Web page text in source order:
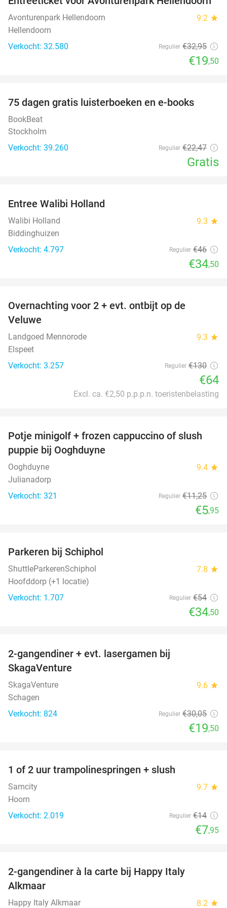
41%
Avonturenpark Hellendoorn 9.2 star
Hellendoorn
Verkocht: 32.580
Regulier €32,95
€19,50
75 dagen gratis luisterboeken en e-books
BookBeat
Stockholm
Verkocht: 39.260
Regulier €22,47
Gratis
Entree Walibi Holland
Walibi Holland 9.3 star
Biddinghuizen
Verkocht: 4.797
Regulier €46
€34,50
Overnachting voor 2 + evt. ontbijt op de
Veluwe
Landgoed Mennorode 9.3 star
Elspeet
Verkocht: 3.257
Regulier €130
€64
Excl. ca. €2,50 p.p.p.n. toeristenbelasting
47%
Potje minigolf + frozen cappuccino of slush
puppie bij Ooghduyne
Ooghduyne 9.4 star
Julianadorp
Verkocht: 321
Regulier €11,25
€5,95
Parkeren bij Schiphol
ShuttleParkerenSchiphol 7.8 star
Hoofddorp (+1 locatie)
Verkocht: 1.707
Regulier €54
€34,50
2-gangendiner + evt. lasergamen bij
SkagaVenture
SkagaVenture 9.6 star
Schagen
Verkocht: 824
Regulier €30,05
€19,50
1 of 2 uur trampolinespringen + slush
Samcity 9.7 star
Hoorn
Verkocht: 2.019
Regulier €14
€7,95
2-gangendiner à la carte bij Happy Italy
Alkmaar
Happy Italy Alkmaar 8.2 star